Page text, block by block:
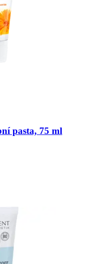
pasta, 75 ml